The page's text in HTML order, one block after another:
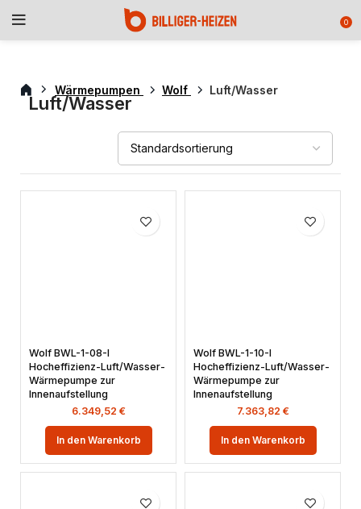
0
Wärmepumpen Wolf Luft/Wasser
Luft/Wasser
Wolf BWL-1-08-I
Hocheffizienz-Luft/Wasser-
Wärmepumpe zur
Innenaufstellung
6.349,52 €
In den Warenkorb
Wolf BWL-1-10-I
Hocheffizienz-Luft/Wasser-
Wärmepumpe zur
Innenaufstellung
7.363,82 €
In den Warenkorb